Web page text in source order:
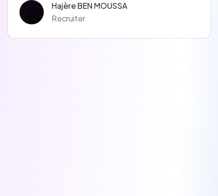
Hajère BEN MOUSSA
Recruiter